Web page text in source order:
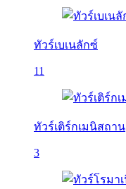
ทัวร์เบเนลักซ์
11
ทัวร์เติร์กเมนิสถาน
3